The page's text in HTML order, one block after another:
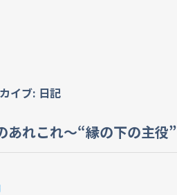
イブ: 日記
あれこれ～“縁の下の主役”